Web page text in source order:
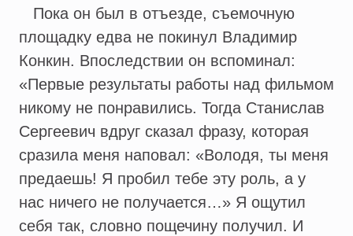
Пока он был в отъезде, съемочную
площадку едва не покинул Владимир
Конкин. Впоследствии он вспоминал:
«Первые результаты работы над фильмом
никому не понравились. Тогда Станислав
Сергеевич вдруг сказал фразу, которая
сразила меня наповал: «Володя, ты меня
предаешь! Я пробил тебе эту роль, а у
нас ничего не получается…» Я ощутил
себя так, словно пощечину получил. И